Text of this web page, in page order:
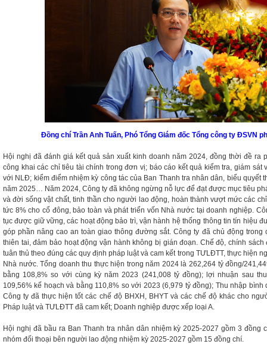
Đồng chí Trần Anh Tuấn, Phó Tổng Giám đốc Tổng công ty ĐSVN
Hội nghị đã đánh giá kết quả sản xuất kinh doanh năm 2024, đồng thời đề ra
công khai các chỉ tiêu tài chính trong đơn vị; báo cáo kết quả kiểm tra, giám sát
với NLĐ; kiểm điểm nhiệm kỳ công tác của Ban Thanh tra nhân dân, biểu quyết
năm 2025… Năm 2024, Công ty đã không ngừng nỗ lực để đạt được mục tiêu
và đời sống vật chất, tinh thần cho người lao động, hoàn thành vượt mức các
tức 8% cho cổ đông, bảo toàn và phát triển vốn Nhà nước tại doanh nghiệp.
tục được giữ vững, các hoạt động bảo trì, vận hành hệ thống thông tin tín hiệu
góp phần nâng cao an toàn giao thông đường sắt. Công ty đã chủ động trong
thiên tai, đảm bảo hoạt động vận hành không bị gián đoạn. Chế độ, chính
tuân thủ theo đúng các quy định pháp luật và cam kết trong TƯLĐTT, thực hiện
Nhà nước. Tổng doanh thu thực hiện trong năm 2024 là 262,264 tỷ đồng/
bằng 108,8% so với cùng kỳ năm 2023 (241,008 tỷ đồng); lợi nhuận sau
109,56% kế hoạch và bằng 110,8% so với 2023 (6,979 tỷ đồng); Thu nhập
Công ty đã thực hiện tốt các chế độ BHXH, BHYT và các chế độ khác cho
Pháp luật và TƯLĐTT đã cam kết; Doanh nghiệp được xếp loại A.
Hội nghị đã bầu ra Ban Thanh tra nhân dân nhiệm kỳ 2025-2027 gồm 3 đồng
nhóm đối thoại bên người lao động nhiệm kỳ 2025-2027 gồm 15 đồng chí.